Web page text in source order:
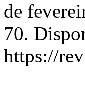
de
70.
https://